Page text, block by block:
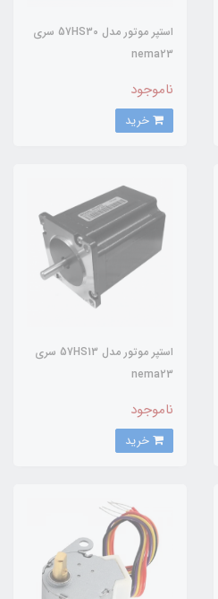
استپر موتور مدل 57HS30 سری
nema23
ناموجود
استپر موتور مدل 57HS13 سری
nema23
ناموجود